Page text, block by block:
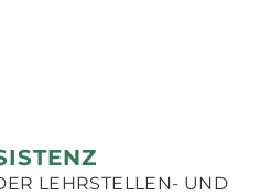
LEHRSTELLEN- UND